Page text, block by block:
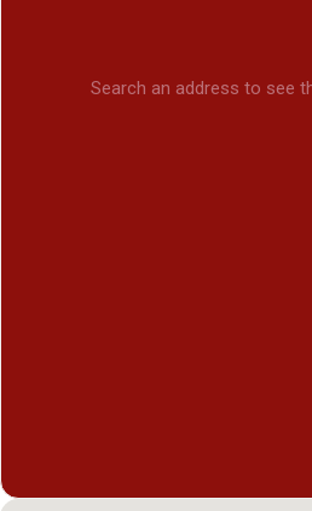
Search an address to see